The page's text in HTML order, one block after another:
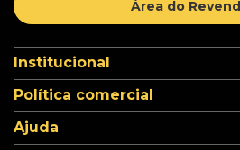
Área do
Institucional
Política comercial
Ajuda